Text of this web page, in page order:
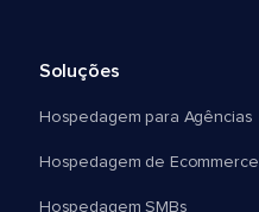
Soluções
Hospedagem para Agências
Hospedagem de Ecommerce
Hospedagem SMBs